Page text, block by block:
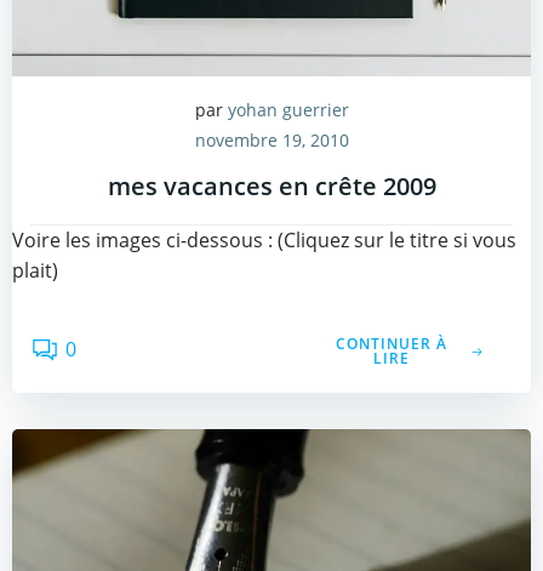
par yohan guerrier
novembre 19, 2010
mes vacances en crête 2009
Voire les images ci-dessous : (Cliquez sur le titre si vous
plait)
0 CONTINUER À
LIRE